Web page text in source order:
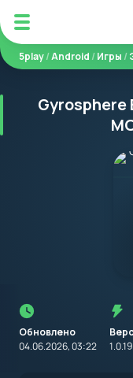
5play/Android /Игры /
Обновлено
04.06.2026, 03:22
1.0.19